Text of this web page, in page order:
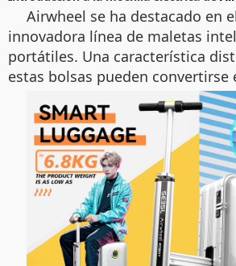
Airwheel se ha destacado en
innovadora línea de maletas
portátiles. Una característica
estas bolsas pueden convertirse